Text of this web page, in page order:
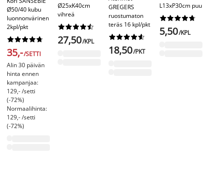
Ø50/40 kubu
luonnonvärinen
2kpl/pkt






35,-/SETTI
Alin 30 päivän
hinta ennen
kampanjaa:
129,- /setti
(-72%)
Normaalihinta:
129,- /setti
(-72%)
Ø25xK40cm
vihreä






27,50/KPL
GREGERS
ruostumaton
teräs 16 kpl/pkt






18,50/PKT
L13xP30cm puu






5,50/KPL